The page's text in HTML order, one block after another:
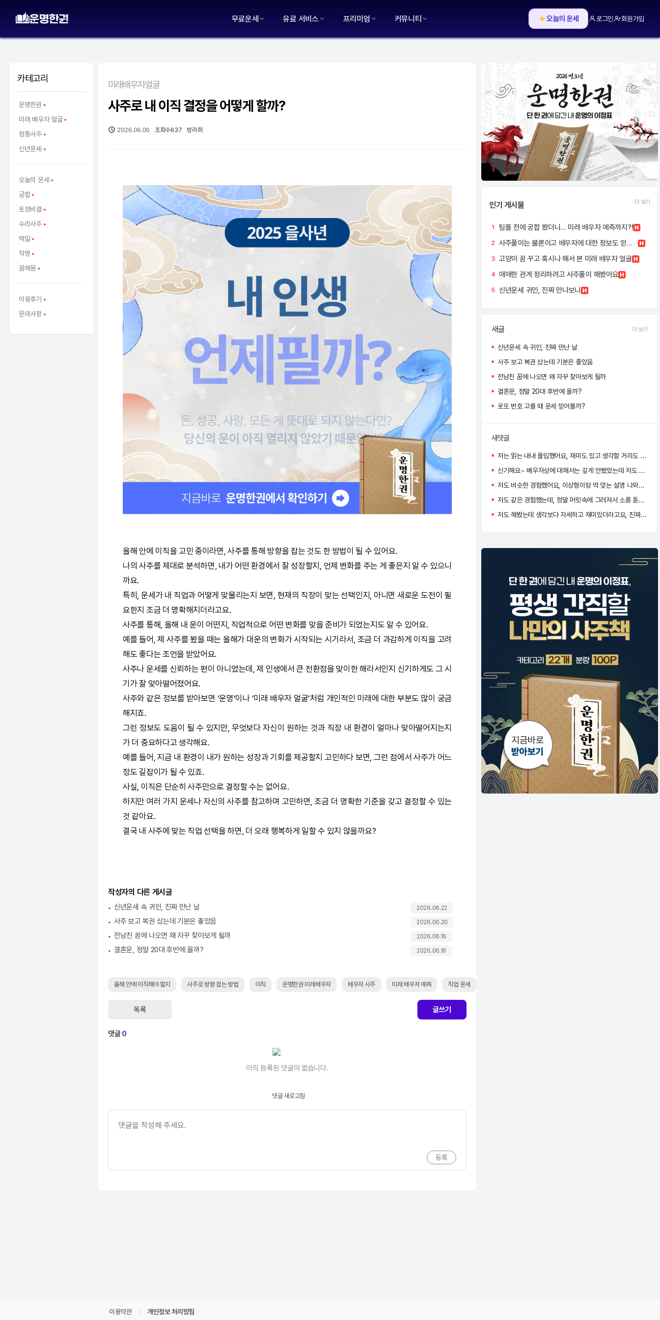
무료운세 유료 서비스 프리미엄 커뮤니티 ✦오늘의 운세 로그인 회원가입
카테고리
운명한권
미래 배우자 얼굴
정통사주
신년운세
오늘의 운세
궁합
토정비결
수리사주
택일
작명
꿈해몽
이용후기
문의사항
미래배우자얼굴
사주로 내 이직 결정을 어떻게 할까?
2026.06.06 조회수637 방라희
올해 안에 이직을 고민 중이라면, 사주를 통해 방향을 잡는 것도 한 방법이 될 수 있어요.
나의 사주를 제대로 분석하면, 내가 어떤 환경에서 잘 성장할지, 언제 변화를 주는 게 좋은지 알 수 있으니
까요.
특히, 운세가 내 직업과 어떻게 맞물리는지 보면, 현재의 직장이 맞는 선택인지, 아니면 새로운 도전이 필
요한지 조금 더 명확해지더라고요.
사주를 통해, 올해 내 운이 어떤지, 직업적으로 어떤 변화를 맞을 준비가 되었는지도 알 수 있어요.
예를 들어, 제 사주를 봤을 때는 올해가 대운의 변화가 시작되는 시기라서, 조금 더 과감하게 이직을 고려
해도 좋다는 조언을 받았어요.
사주나 운세를 신뢰하는 편이 아니었는데, 제 인생에서 큰 전환점을 맞이한 해라서인지 신기하게도 그 시
기가 잘 맞아떨어졌어요.
사주와 같은 정보를 받아보면 ‘운명’이나 ‘미래 배우자 얼굴’처럼 개인적인 미래에 대한 부분도 많이 궁금
해지죠.
그런 정보도 도움이 될 수 있지만, 무엇보다 자신이 원하는 것과 직장 내 환경이 얼마나 맞아떨어지는지
가 더 중요하다고 생각해요.
예를 들어, 지금 내 환경이 내가 원하는 성장과 기회를 제공할지 고민하다 보면, 그런 점에서 사주가 어느
정도 길잡이가 될 수 있죠.
사실, 이직은 단순히 사주만으로 결정할 수는 없어요.
하지만 여러 가지 운세나 자신의 사주를 참고하며 고민하면, 조금 더 명확한 기준을 갖고 결정할 수 있는
것 같아요.
결국 내 사주에 맞는 직업 선택을 하면, 더 오래 행복하게 일할 수 있지 않을까요?
작성자의 다른 게시글
신년운세 속 귀인, 진짜 만난 날 2026.06.22
사주 보고 복권 샀는데 기분은 좋았음 2026.06.20
전남친 꿈에 나오면 왜 자꾸 찾아보게 될까 2026.06.16
결혼운, 정말 20대 후반에 올까? 2026.06.16
올해 안에 이직해야 할지 사주로 방향 잡는 방법 이직 운명한권 미래배우자 배우자 사주 미래 배우자 예측 직업 운세
목록 글쓰기
댓글0
아직 등록된 댓글이 없습니다.
댓글 새로고침
인기 게시물 더 보기
1 팀플 전에 궁합 봤더니... 미래 배우자 예측까지?!
2 사주풀이는 물론이고 배우자에 대한 정보도 얻을 수 있어서 좋았어요.
3 고양이 꿈 꾸고 혹시나 해서 본 미래 배우자 얼굴
4 애매한 관계 정리하려고 사주풀이 해봤어요
5 신년운세 귀인, 진짜 만나보니
새글 더 보기
신년운세 속 귀인, 진짜 만난 날
사주 보고 복권 샀는데 기분은 좋았음
전남친 꿈에 나오면 왜 자꾸 찾아보게 될까
결혼운, 정말 20대 후반에 올까?
로또 번호 고를 때 운세 믿어볼까?
새댓글
저는 읽는 내내 몰입했어요, 재미도 있고 생각할 거리도 주는 컨텐츠였어요!
신기해요~ 배우자상에 대해서는 깊게 안봤었는데 저도 한 번 주의깊게 봐야겠어요!
저도 비슷한 경험했어요, 이상형이랑 딱 맞는 설명 나와서 깜짝 놀랐어요
저도 같은 경험했는데, 정말 머릿속에 그려져서 소름 돋더라구요 ㅋㅋㅋ
저도 해봤는데 생각보다 자세하고 재미있더라고요, 진짜 기대하게 되는 컨텐츠였어요!
이용약관 개인정보 처리방침